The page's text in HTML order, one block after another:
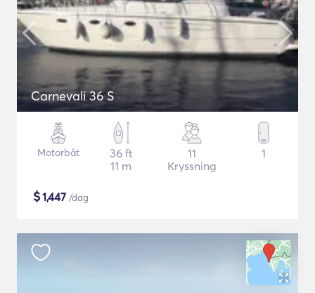
Carnevali 36 S
Motorbåt
36 ft
11 m
11
Kryssning
1
$1,447 /dag